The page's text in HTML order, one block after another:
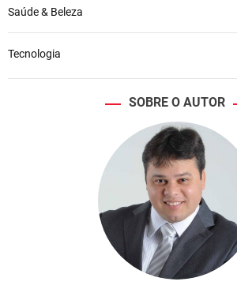
Saúde & Beleza
Tecnologia
SOBRE O AUTOR